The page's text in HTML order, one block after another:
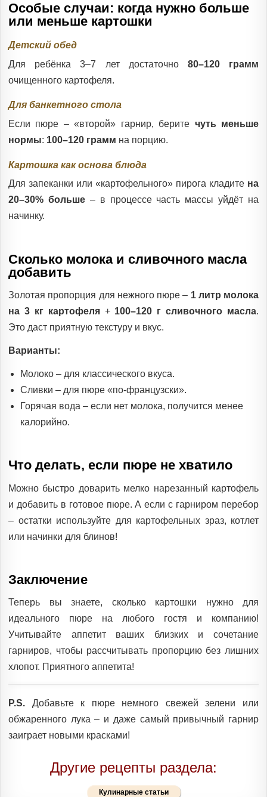
Особые случаи: когда нужно больше
или меньше картошки
Детский обед
Для ребёнка 3–7 лет достаточно 80–120 грамм
очищенного картофеля.
Для банкетного стола
Если пюре – «второй» гарнир, берите чуть меньше
нормы: 100–120 грамм на порцию.
Картошка как основа блюда
Для запеканки или «картофельного» пирога кладите на
20–30% больше– в процессе часть массы уйдёт на
начинку.
Сколько молока и сливочного масла
добавить
Золотая пропорция для нежного пюре – 1 литр молока
на 3 кг картофеля+ 100–120 г сливочного масла.
Это даст приятную текстуру и вкус.
Варианты:
Молоко – для классического вкуса.
Сливки – для пюре «по-французски».
Горячая вода – если нет молока, получится менее
калорийно.
Что делать, если пюре не хватило
Можно быстро доварить мелко нарезанный картофель
и добавить в готовое пюре. А если с гарниром перебор
– остатки используйте для картофельных зраз, котлет
или начинки для блинов!
Заключение
Теперь вы знаете, сколько картошки нужно для
идеального пюре на любого гостя и компанию!
Учитывайте аппетит ваших близких и сочетание
гарниров, чтобы рассчитывать пропорцию без лишних
хлопот. Приятного аппетита!
P.S. Добавьте к пюре немного свежей зелени или
обжаренного лука – и даже самый привычный гарнир
заиграет новыми красками!
Другие рецепты раздела:
Кулинарные статьи